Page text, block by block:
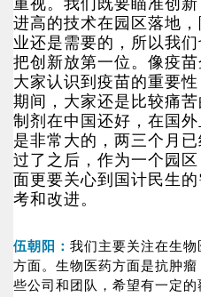
重视。我们既要瞄准创
进高的技术在园区落地
业还是需要的，所以我
把创新放第一位。像疫
大家认识到疫苗的重要
期间，大家还是比较痛
制剂在中国还好，在国
是非常大的，两三个月
过了之后，作为一个园
面更要关心到国计民生
考和改进。
伍朝阳： 我们主要关注在生
方面。生物医药方面是抗肿
些公司和团队，希望有一定的